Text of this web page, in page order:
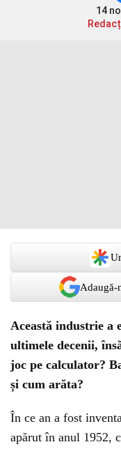
14
Adaugă-
Această industrie a
ultimele decenii,
joc pe calculator?
și cum arăta?
În ce an a fost
apărut în anul 1952,